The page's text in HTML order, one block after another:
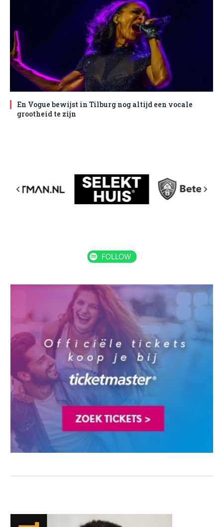
En Vogue bewijst in Tilburg nog altijd een vocale
grootheid te zijn